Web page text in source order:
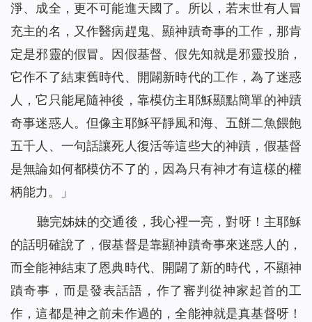
淨、成全，更不可能進天國了。所以，若末世有人冒
充主的名，又作醫病趕鬼、顯神蹟奇事的工作，那肯
定是邪靈的假冒。因假基督、假先知就是邪靈投胎，
它作不了結束舊時代、開闢新時代的工作，為了迷惑
人，它只能尾隨神後，靠模仿主耶穌顯點簡單的神蹟
奇事迷惑人。但像主耶穌平靜風和海、五餅二魚餵飽
五千人、一句話讓死人復活等這些大的神蹟，假基督
是無論如何都模仿不了的，因為只有神才有這樣的權
柄能力。」
聽完姊妹的交通後，我心裡一亮，對呀！主耶穌
的話明確說了，假基督是靠顯神蹟奇事來迷惑人的，
而全能神結束了恩典時代、開闢了新的時代，不顯神
蹟奇事，而是發表話語，作了審判從神家起首的工
作，這都是神之前未作過的，全能神就是真基督呀！